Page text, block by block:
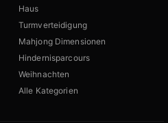
Haus
Turmverteidigung
Mahjong Dimensionen
Hindernisparcours
Weihnachten
Alle Kategorien